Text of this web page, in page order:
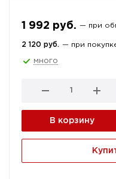
1 992 руб. — при
2 120 руб. — при
много
В корзину